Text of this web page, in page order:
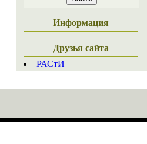
Информация
Друзья сайта
РАСтИ